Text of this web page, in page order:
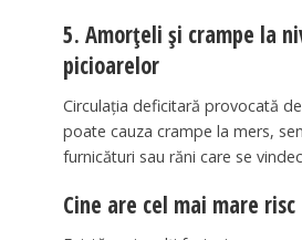
5. Amorțeli și crampe la
picioarelor
Circulația deficitară provocată
poate cauza crampe la mers,
furnicături sau răni care se
Cine are cel mai mare risc